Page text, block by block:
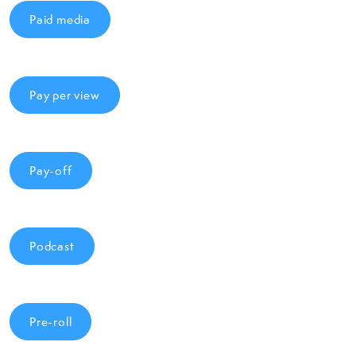
Paid media
Pay per view
Pay-off
Podcast
Pre-roll